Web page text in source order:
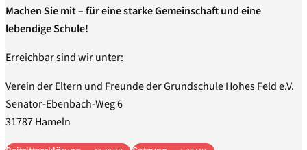
Machen Sie mit – für eine starke Gemeinschaft und eine
lebendige Schule!
Erreichbar sind wir unter:
Verein der Eltern und Freunde der Grundschule Hohes Feld e.V.
Senator-Ebenbach-Weg 6
31787 Hameln